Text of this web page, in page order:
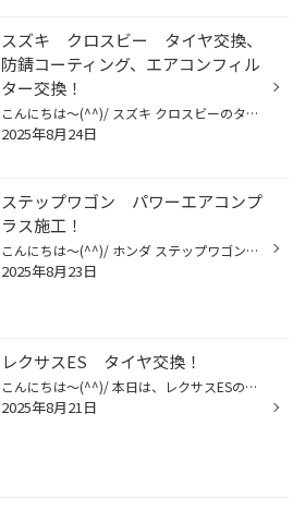
スズキ クロスビー タイヤ交換、
防錆コーティング、エアコンフィル
ター交換！
こんにちは～(^^)/ スズキ クロスビーのタイヤ交換をさせて頂きました(^_-)-☆ 元々付いていたタイヤはコチラ↓↓ こちらのお車では初めてのタイヤ交換です。 4万キロ走行でかなりすり減っております、、。 危険なので交換していきましょう♩♩ お選び頂いたタイヤは ブリヂストン製お買い得タイヤ セイ...
2025年8月24日
ステップワゴン パワーエアコンプ
ラス施工！
こんにちは～(^^)/ ホンダ ステップワゴンに パワーエアコンプラスを施工させて頂きました(^_-)-☆ こちらのお車は エアコンガスR134a です。 注入口↓↓ 注入中↓↓ ☆冷却性能の向上 ☆燃費・静粛性の向上 ☆HV車・EV車にも対応 在庫の数が少ないため一度お問い合わせ下さい♩♩ お待ちしておりますm(__)m ...
2025年8月23日
レクサスES タイヤ交換！
こんにちは～(^^)/ 本日は、レクサスESのタイヤ交換です(^_-)-☆ タイヤの残溝により、交換となりました。 かなりすり減っています、、、↓↓ 元々スポーツタイヤ、ポテンザが付いており、 今回お選び頂いたタイヤは 静粛性、乗り心地重視の レグノGR-XⅢ 235/40R19 最後にタイヤワックスを塗り完了です...
2025年8月21日